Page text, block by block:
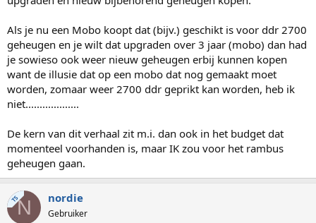
Als je nu een Mobo koopt dat (bijv.) geschikt is voor ddr 2700
geheugen en je wilt dat upgraden over 3 jaar (mobo) dan had
je sowieso ook weer nieuw geheugen erbij kunnen kopen
want de illusie dat op een mobo dat nog gemaakt moet
worden, zomaar weer 2700 ddr geprikt kan worden, heb ik
niet...................
De kern van dit verhaal zit m.i. dan ook in het budget dat
momenteel voorhanden is, maar IK zou voor het rambus
geheugen gaan.
TSN nordie
Gebruiker